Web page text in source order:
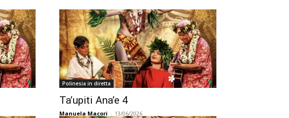
Polinesia in diretta
Ta’upiti Ana’e 4
Manuela Macori - 13/06/2026